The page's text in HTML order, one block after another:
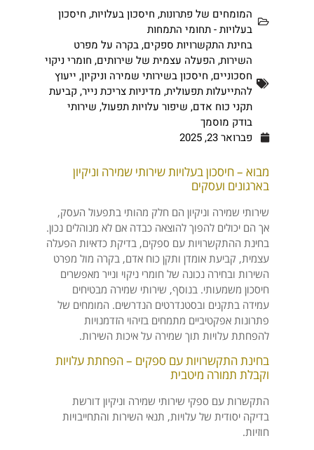
המומחים של פתרונות, חיסכון בעלויות, חיסכון
בעלויות - תחומי התמחות
בחינת התקשרויות ספקים,בקרה על מפרט
השירות, הפעלה עצמית של שירותים, חומרי ניקוי
חסכוניים, חיסכון בשירותי שמירה וניקיון, ייעוץ
להתייעלות תפעולית, מדיניות צריכת נייר, קביעת
תקני כוח אדם, שיפור עלויות תפעול, שירותי
בודק מוסמך
פברואר 23, 2025
מבוא – חיסכון בעלויות שירותי שמירה וניקיון
בארגונים ועסקים
שירותי שמירה וניקיון הם חלק מהותי בתפעול העסק,
אך הם יכולים להפוך להוצאה כבדה אם לא מנוהלים נכון.
בחינת ההתקשרויות עם ספקים, בדיקת כדאיות הפעלה
עצמית, קביעת אומדן ותקן כוח אדם, בקרה מול מפרט
השירות ובחירה נכונה של חומרי ניקוי ונייר מאפשרים
חיסכון משמעותי. בנוסף, שירותי שמירה מבטיחים
עמידה בתקנים ובסטנדרטים הנדרשים. המומחים של
פתרונות אפקטיביים מתמחים בזיהוי הזדמנויות
להפחתת עלויות תוך שמירה על איכות השירות.
בחינת התקשרויות עם ספקים – הפחתת עלויות
וקבלת תמורה מיטבית
התקשרות עם ספקי שירותי שמירה וניקיון דורשת
בדיקה יסודית של עלויות, תנאי השירות והתחייבויות
חוזיות.